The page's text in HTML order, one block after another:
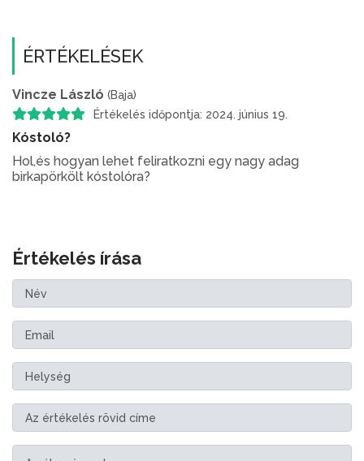
ÉRTÉKELÉSEK
Vincze László (Baja)
Értékelés időpontja: 2024. június 19.
Kóstoló?
Hol,és hogyan lehet feliratkozni egy nagy adag
birkapörkölt kóstolóra?
Értékelés írása